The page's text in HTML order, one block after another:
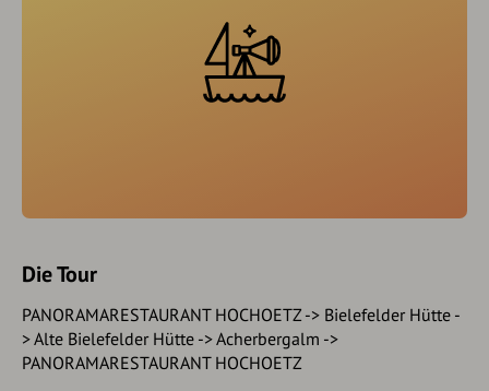
Die Tour
PANORAMARESTAURANT HOCHOETZ -> Bielefelder Hütte -
> Alte Bielefelder Hütte -> Acherbergalm ->
PANORAMARESTAURANT HOCHOETZ